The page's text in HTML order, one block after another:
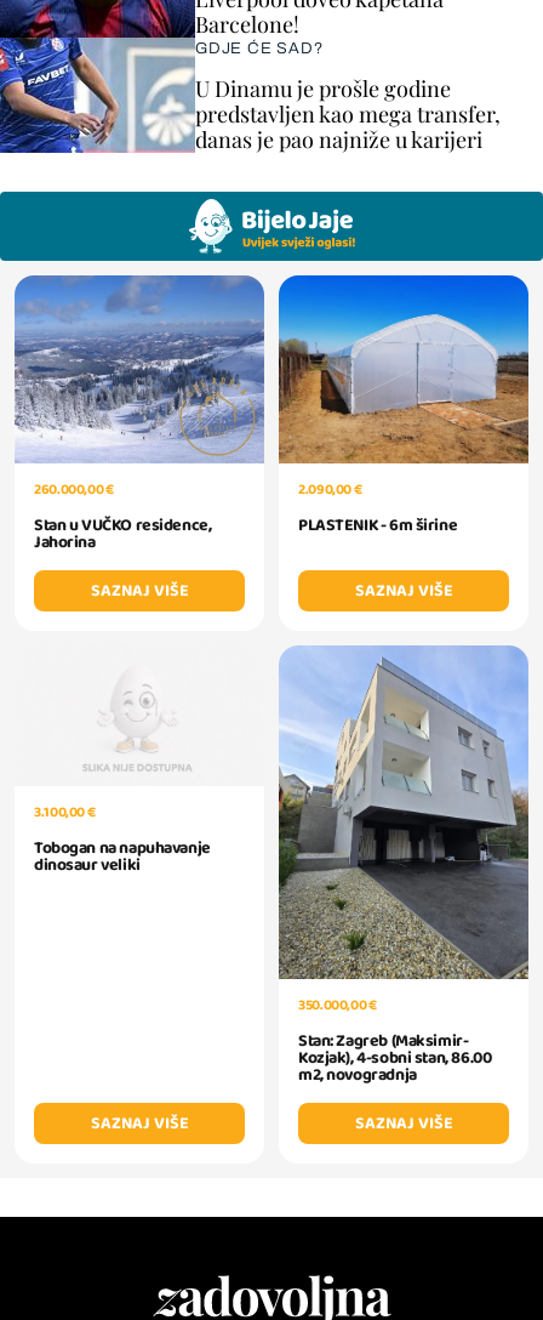
Barcelone!
GDJE ĆE SAD?
U Dinamu je prošle godine
predstavljen kao mega transfer,
danas je pao najniže u karijeri
260.000,00 €
Stan u VUČKO residence,
Jahorina
SAZNAJ VIŠE
2.090,00 €
PLASTENIK - 6m širine
SAZNAJ VIŠE
3.100,00 €
Tobogan na napuhavanje
dinosaur veliki
SAZNAJ VIŠE
350.000,00 €
Stan: Zagreb (Maksimir-
Kozjak), 4-sobni stan, 86.00
m2, novogradnja
SAZNAJ VIŠE